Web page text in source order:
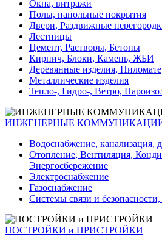
Окна, витражи
Полы, напольные покрытия
Двери, Раздвижные
Лестницы
Цемент, Растворы, Бетоны
Кирпич, Блоки, Камень, ЖБИ
Деревянные изделия,
Металлические изделия
Тепло-, Гидро-, Ветро,
ИНЖЕНЕРНЫЕ
Водоснабжение, канализация,
Отопление, Вентиляция,
Энергосбережение
Электроснабжение
Газоснабжение
Системы связи и
ПОСТРОЙКИ и ПРИСТРОЙКИ